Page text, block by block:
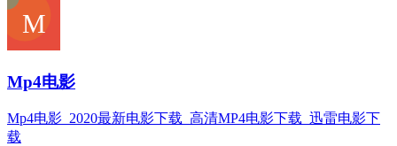
Mp4电影
Mp4电影_2020最新电影下载_高清MP4电影下载_迅雷电影下
载